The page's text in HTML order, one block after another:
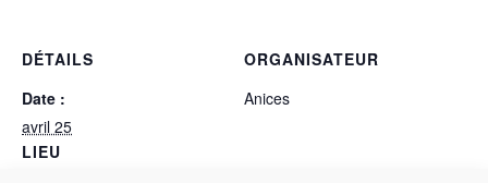
DÉTAILS
Date :
avril 25
LIEU
ORGANISATEUR
Anices